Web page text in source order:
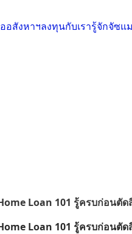
อสังหาฯลงทุนกับเรารู้จักจัซแ
Loan 101 รู้ครบก่อนตั
Loan 101 รู้ครบก่อนตั